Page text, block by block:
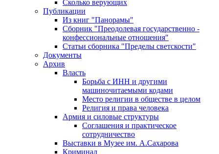
Сколько верующих
Публикации
Из книг "Панорамы"
Сборник "Преодолевая государственно -
конфессиональные отношения"
Статьи сборника "Пределы светскости"
Документы
Архив
Власть
Борьба с ИНН и другими
машиночитаемыми кодами
Место религии в обществе в целом
Религия и права человека
Армия и силовые структуры
Соглашения и практическое
сотрудничество
Выставки в Музее им. А.Сахарова
Криминал